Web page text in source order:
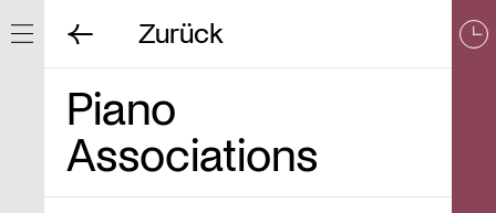
Navigation ein/ausblenden
Zurück
Piano
Associations